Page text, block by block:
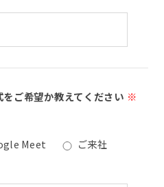
ご希望か教えてください ※
Meet ご来社